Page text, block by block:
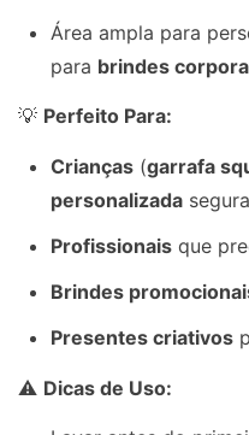
Área ampla para
para brindes
💡 Perfeito Para:
Crianças (garrafa
personalizada
Profissionais que
Brindes
Presentes criativos
⚠ Dicas de Uso: